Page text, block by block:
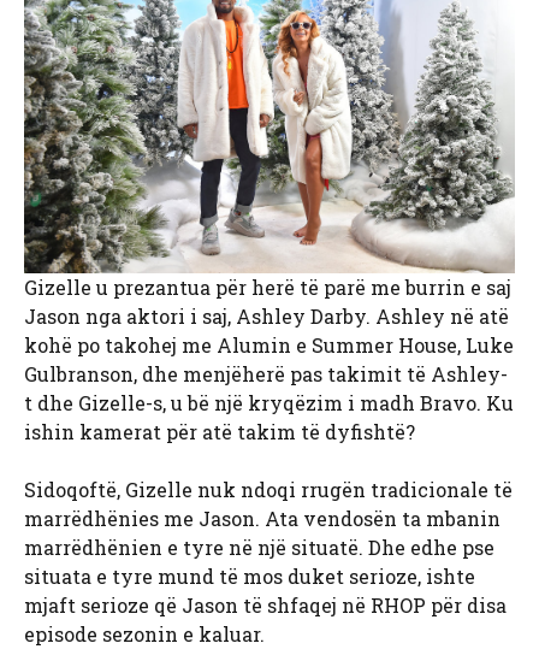
Gizelle u prezantua për herë të parë me burrin e saj
Jason nga aktori i saj, Ashley Darby. Ashley në atë
kohë po takohej me Alumin e Summer House, Luke
Gulbranson, dhe menjëherë pas takimit të Ashley-
t dhe Gizelle-s, u bë një kryqëzim i madh Bravo. Ku
ishin kamerat për atë takim të dyfishtë?
Sidoqoftë, Gizelle nuk ndoqi rrugën tradicionale të
marrëdhënies me Jason. Ata vendosën ta mbanin
marrëdhënien e tyre në një situatë. Dhe edhe pse
situata e tyre mund të mos duket serioze, ishte
mjaft serioze që Jason të shfaqej në RHOP për disa
episode sezonin e kaluar.